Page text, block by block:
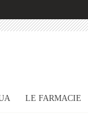
LE FARMACIE